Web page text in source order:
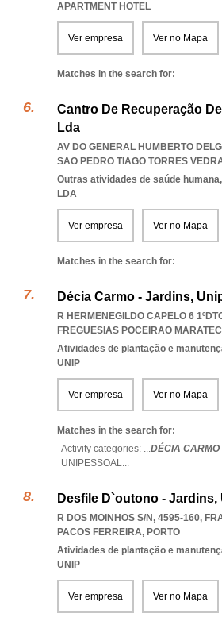
APARTMENT HOTEL
Ver empresa Ver no Mapa
Matches in the search for:
Cantro De Recuperação
Lda
AV DO GENERAL HUMBERTO
SAO PEDRO TIAGO TORRES
Outras atividades de saúde
LDA
Ver empresa Ver no Mapa
Matches in the search for:
Décia Carmo - Jardins,
R HERMENEGILDO CAPELO 6
FREGUESIAS POCEIRAO
Atividades de plantação e
UNIP
Ver empresa Ver no Mapa
Matches in the search for:
Activity categories: ...DÉCIA
UNIPESSOAL...
Desfile D`outono -
R DOS MOINHOS S/N, 4595-160,
PACOS FERREIRA, PORTO
Atividades de plantação e
UNIP
Ver empresa Ver no Mapa